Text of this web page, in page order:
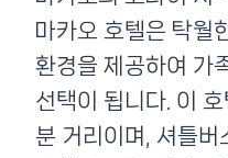
마카오 호텔은 탁월
환경을 제공하여 가
선택이 됩니다. 이
분 거리이며, 셔틀버